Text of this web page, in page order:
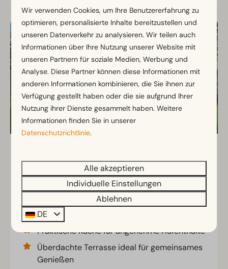
318 €
278 €
3 Nächte
Noord-Brabant, Kaatsheuvel
2
Gemütliches Chalet mit hellem
Wohnbereich
Praktische Küche für angenehme Aufenthalte
Überdachte Terrasse ideal für gemeinsames
Genießen
Wir verwenden Cookies, um Ihre Benutzererfahrung zu
optimieren, personalisierte Inhalte bereitzustellen und
unseren Datenverkehr zu analysieren. Wir teilen auch
Informationen über Ihre Nutzung unserer Website mit
unseren Partnern für soziale Medien, Werbung und
Analyse. Diese Partner können diese Informationen mit
anderen Informationen kombinieren, die Sie ihnen zur
Verfügung gestellt haben oder die sie aufgrund Ihrer
Nutzung ihrer Dienste gesammelt haben. Weitere
Informationen finden Sie in unserer
Datenschutzrichtlinie.
Alle akzeptieren
Individuelle Einstellungen
Ablehnen
DE